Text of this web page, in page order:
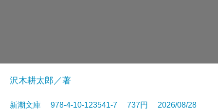
沢木耕太郎／著
新潮文庫 978-4-10-123541-7 737円 2026/08/28